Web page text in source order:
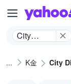
City
引雅
K金 City